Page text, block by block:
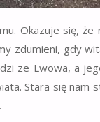
Okazuje się, że
zdumieni, gdy
ze Lwowa, a
Stara się nam